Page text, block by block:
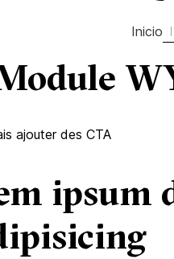
Inicio
ajouter des CTA
ipsum